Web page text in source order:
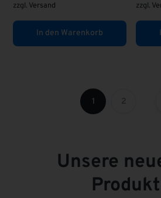
zzgl. Versand
In den Warenkorb
zzgl.
1 2
Unsere